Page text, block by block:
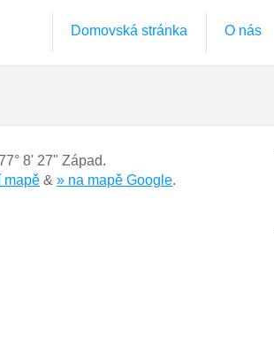
Domovská stránka O nás
8' 27" Západ.
mapě & » na mapě Google.